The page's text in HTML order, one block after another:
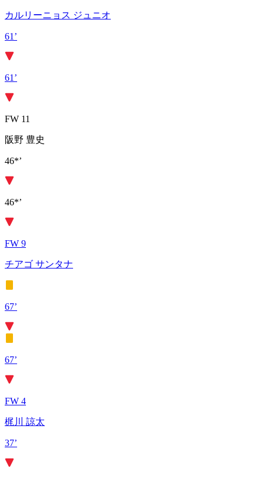
カルリーニョス ジュニオ
61’
61’
FW 11
阪野 豊史
46*’
46*’
FW 9
チアゴ サンタナ
67’
67’
FW 4
梶川 諒太
37’